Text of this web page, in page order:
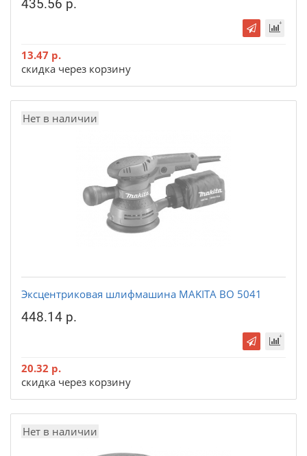
435.56 р.
13.47 р.
скидка через корзину
Нет в наличии
Эксцентриковая шлифмашина MAKITA BO 5041
448.14 р.
20.32 р.
скидка через корзину
Нет в наличии